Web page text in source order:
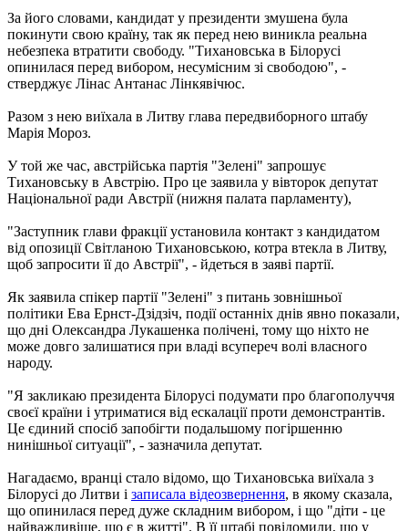
За його словами, кандидат у президенти змушена була
покинути свою країну, так як перед нею виникла реальна
небезпека втратити свободу. "Тихановська в Білорусі
опинилася перед вибором, несумісним зі свободою", -
стверджує Лінас Антанас Лінкявічюс.
Разом з нею виїхала в Литву глава передвиборного штабу
Марія Мороз.
У той же час, австрійська партія "Зелені" запрошує
Тихановську в Австрію. Про це заявила у вівторок депутат
Національної ради Австрії (нижня палата парламенту),
"Заступник глави фракції установила контакт з кандидатом
від опозиції Світланою Тихановською, котра втекла в Литву,
щоб запросити її до Австрії", - йдеться в заяві партії.
Як заявила спікер партії "Зелені" з питань зовнішньої
політики Ева Ернст-Дзідзіч, події останніх днів явно показали,
що дні Олександра Лукашенка полічені, тому що ніхто не
може довго залишатися при владі всупереч волі власного
народу.
"Я закликаю президента Білорусі подумати про благополуччя
своєї країни і утриматися від ескалації проти демонстрантів.
Це єдиний спосіб запобігти подальшому погіршенню
нинішньої ситуації", - зазначила депутат.
Нагадаємо, вранці стало відомо, що Тихановська виїхала з
Білорусі до Литви і записала відеозвернення, в якому сказала,
що опинилася перед дуже складним вибором, і що "діти - це
найважливіше, що є в житті". В її штабі повідомили, що у